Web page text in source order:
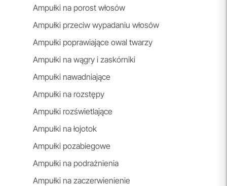
Ampułki na porost włosów
Ampułki przeciw wypadaniu włosów
Ampułki poprawiające owal twarzy
Ampułki na wągry i zaskórniki
Ampułki nawadniające
Ampułki na rozstępy
Ampułki rozświetlające
Ampułki na łojotok
Ampułki pozabiegowe
Ampułki na podrażnienia
Ampułki na zaczerwienienie